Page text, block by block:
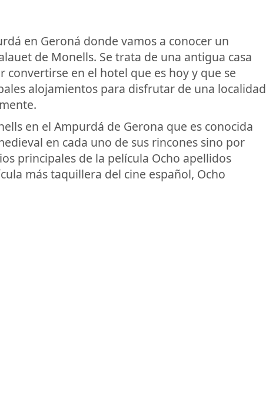
en Geroná donde vamos a conocer un
de Monells. Se trata de una antigua casa
en el hotel que es hoy y que se
alojamientos para disfrutar de una localidad
en el Ampurdá de Gerona que es conocida
en cada uno de sus rincones sino por
principales de la película Ocho apellidos
más taquillera del cine español, Ocho